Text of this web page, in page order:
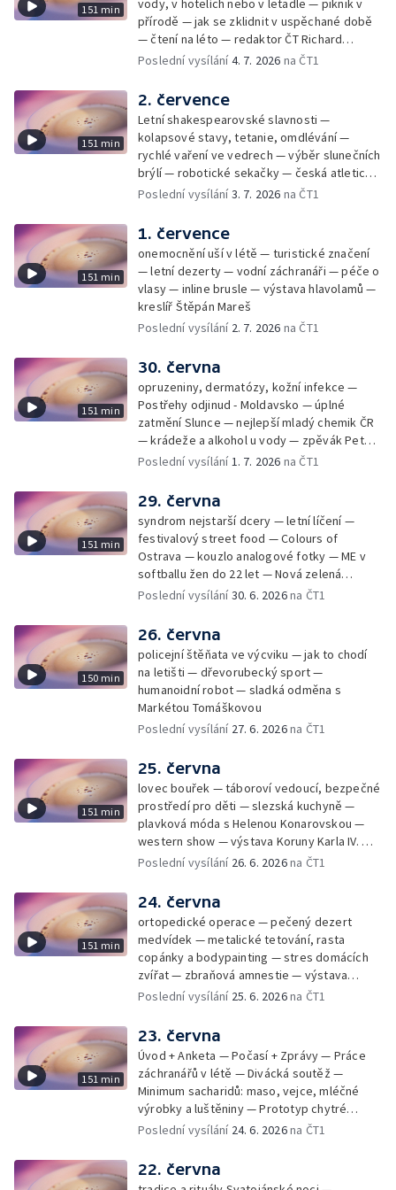
151 min
přírodě — jak se zklidnit v uspěchané době
— čtení na léto — redaktor ČT Richard
Samko
Poslední vysílání4. 7. 2026 na ČT1
151 min
2. července
Letní shakespearovské slavnosti —
kolapsové stavy, tetanie, omdlévání —
rychlé vaření ve vedrech — výběr slunečních
brýlí — robotické sekačky — česká atletická
rekordmanka — psí seriál: výmarský
Poslední vysílání3. 7. 2026 na ČT1
151 min
1. července
onemocnění uší v létě — turistické značení
— letní dezerty — vodní záchranáři — péče o
vlasy — inline brusle — výstava hlavolamů —
kreslíř Štěpán Mareš
Poslední vysílání 2. 7. 2026 na ČT1
151 min
30. června
opruzeniny, dermatózy, kožní infekce —
Postřehy odjinud - Moldavsko — úplné
zatmění Slunce — nejlepší mladý chemik ČR
— krádeže a alkohol u vody — zpěvák Peter
Cmorik
Poslední vysílání 1. 7. 2026 na ČT1
151 min
29. června
syndrom nejstarší dcery — letní líčení —
festivalový street food — Colours of
Ostrava — kouzlo analogové fotky — ME v
softballu žen do 22 let — Nová zelená
úsporám — Global Teacher Prize Czech
Poslední vysílání30. 6. 2026na ČT1
150 min
26. června
policejní štěňata ve výcviku — jak to chodí
na letišti — dřevorubecký sport —
humanoidní robot — sladká odměna s
Markétou Tomáškovou
Poslední vysílání 27. 6. 2026na ČT1
151 min
25. června
lovec bouřek — táboroví vedoucí, bezpečné
prostředí pro děti — slezská kuchyně —
plavková móda s Helenou Konarovskou —
western show — výstava Koruny Karla IV. —
mladý lezecký fenomén Josef Šindel
Poslední vysílání 26. 6. 2026na ČT1
151 min
24. června
ortopedické operace — pečený dezert
medvídek — metalické tetování, rasta
copánky a bodypainting — stres domácích
zvířat — zbraňová amnestie — výstava
mikrofotografií rostlin — fenomenální
Poslední vysílání 25. 6. 2026na ČT1
151 min
23. června
Úvod + Anketa — Počasí + Zprávy — Práce
záchranářů v létě — Divácká soutěž —
Minimum sacharidů: maso, vejce, mléčné
výrobky a luštěniny — Prototyp chytré
vložky do bot pro běžce — Anketa +
záchranářů v létě — Divácká soutěž —
Minimum sacharidů: maso, vejce, mléčné
Poslední vysílání 24. 6. 2026na ČT1
22. června